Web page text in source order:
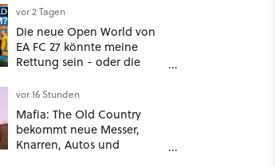
noch größer und
gefährlicher
vor 2 Tagen
Die neue Open World von
EA FC 27 könnte meine
Rettung sein - oder die
vor 16 Stunden
Mafia: The Old Country
bekommt neue Messer,
Knarren, Autos und